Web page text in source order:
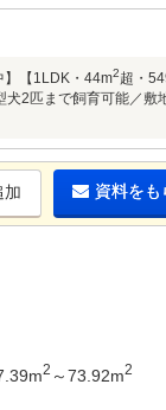
】【1LDK・44m2超・
2匹まで飼育可能／敷
加 資料をも
2 ～73.92m2